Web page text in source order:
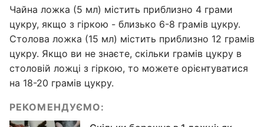
Чайна ложка (5 мл) містить приблизно 4 грами
цукру, якщо з гіркою - близько 6-8 грамів цукру.
Столова ложка (15 мл) містить приблизно 12 грамів
цукру. Якщо ви не знаєте, скільки грамів цукру в
столовій ложці з гіркою, то можете орієнтуватися
на 18-20 грамів цукру.
РЕКОМЕНДУЄМО: